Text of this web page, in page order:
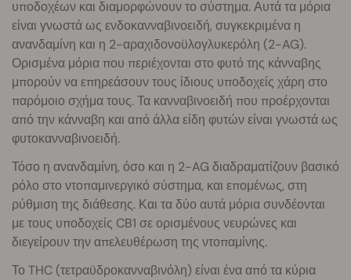
υποδοχέων και διαμορφώνουν το σύστημα. Αυτά τα μόρια
είναι γνωστά ως ενδοκανναβινοειδή, συγκεκριμένα η
ανανδαμίνη και η 2-αραχιδονοϋλογλυκερόλη (2-AG).
Ορισμένα μόρια που περιέχονται στο φυτό της κάνναβης
μπορούν να επηρεάσουν τους ίδιους υποδοχείς χάρη στο
παρόμοιο σχήμα τους. Τα κανναβινοειδή που προέρχονται
από την κάνναβη και από άλλα είδη φυτών είναι γνωστά ως
φυτοκανναβινοειδή.
Τόσο η ανανδαμίνη, όσο και η 2-AG διαδραματίζουν βασικό
ρόλο στο ντοπαμινεργικό σύστημα, και επομένως, στη
ρύθμιση της διάθεσης. Και τα δύο αυτά μόρια συνδέονται
με τους υποδοχείς CB1 σε ορισμένους νευρώνες και
διεγείρουν την απελευθέρωση της ντοπαμίνης.
Το THC (τετραϋδροκανναβινόλη) είναι ένα από τα κύρια